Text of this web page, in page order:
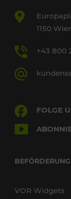
1150
+43 800
FOLGE
BEFÖRDERUNG
VOR Widgets